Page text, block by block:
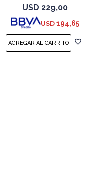
64GB 4GB 11.6"
USD 229,00
USD 194,65